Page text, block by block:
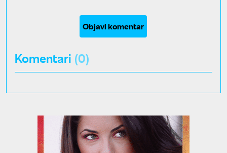
Objavi komentar
Komentari (0)